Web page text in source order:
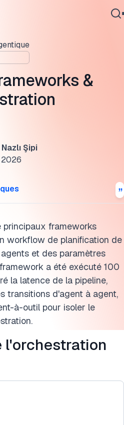
&
Nazlı Şipi
frameworks
workflow de planification de
et des paramètres
a été exécuté 100
la latence de la pipeline,
transitions d'agent à agent,
à-outil pour isoler le
l'orchestration
agentique ?
des agents
agentique